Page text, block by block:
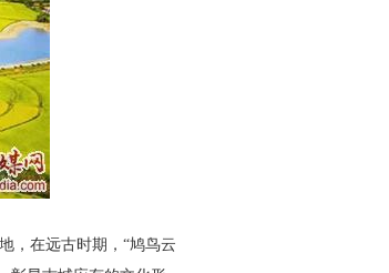
，在远古时期，“鸠鸟云